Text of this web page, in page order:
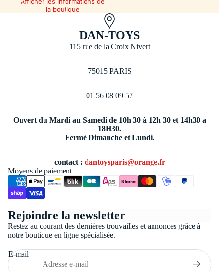
Afficher les informations de
la boutique
DAN-TOYS
115 rue de la Croix Nivert
75015 PARIS
01 56 08 09 57
Ouvert du Mardi au Samedi de 10h 30 à 12h 30 et 14h30 a
18H30.
Fermé Dimanche et Lundi.
contact : dantoysparis@orange.fr
Moyens de paiement
Rejoindre la newsletter
Restez au courant des dernières trouvailles et annonces grâce à
notre boutique en ligne spécialisée.
E-mail
Conditions générales de vente
Coordonnées
Politique d’expédition